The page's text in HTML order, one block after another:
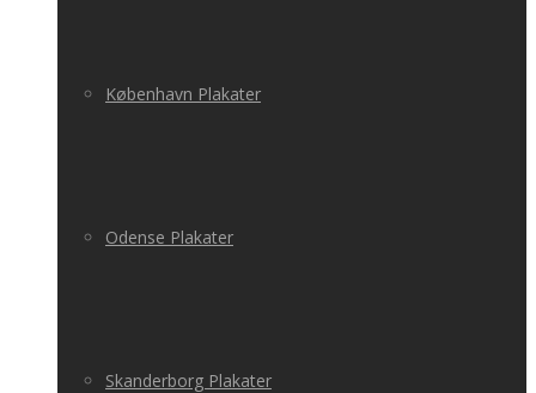
København Plakater
Odense Plakater
Skanderborg Plakater